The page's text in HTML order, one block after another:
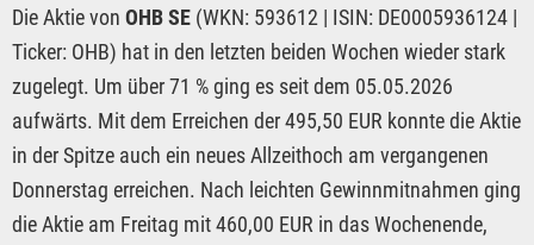
Die Aktie von OHB SE (WKN: 593612 | ISIN: DE0005936124 |
Ticker: OHB) hat in den letzten beiden Wochen wieder stark
zugelegt. Um über 71 % ging es seit dem 05.05.2026
aufwärts. Mit dem Erreichen der 495,50 EUR konnte die Aktie
in der Spitze auch ein neues Allzeithoch am vergangenen
Donnerstag erreichen. Nach leichten Gewinnmitnahmen ging
die Aktie am Freitag mit 460,00 EUR in das Wochenende,